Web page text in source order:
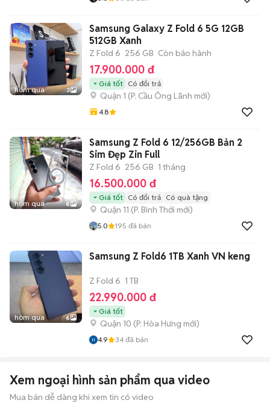
hôm qua 3
Samsung Galaxy Z Fold 6 5G 12GB
512GB Xanh
Z Fold 6 256 GB Còn bảo hành
17.900.000 đ
Giá tốt Có đổi trả
Quận 1 (P. Cầu Ông Lãnh mới)
4.8
hôm qua 6
Samsung Z Fold 6 12/256GB Bản 2
Sim Đẹp Zin Full
Z Fold 6 256 GB 1 tháng
16.500.000 đ
Giá tốt Có đổi trả Có quà tặng
Quận 11 (P. Bình Thới mới)
5.0 195 đã bán
hôm qua 6
Samsung Z Fold6 1TB Xanh VN keng
Z Fold 6 1 TB
22.990.000 đ
Giá tốt
Quận 10 (P. Hòa Hưng mới)
4.9 34 đã bán
Xem ngoại hình sản phẩm qua video
Mua bán dễ dàng khi xem tin có video